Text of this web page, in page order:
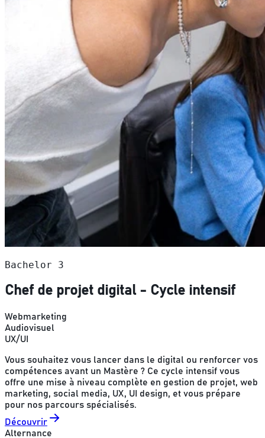
Bachelor 3
Chef de projet digital - Cycle intensif
Webmarketing
Audiovisuel
UX/UI
Vous souhaitez vous lancer dans le digital ou renforcer vos
compétences avant un Mastère ? Ce cycle intensif vous
offre une mise à niveau complète en gestion de projet, web
marketing, social media, UX, UI design, et vous prépare
pour nos parcours spécialisés.
Découvrir
Alternance